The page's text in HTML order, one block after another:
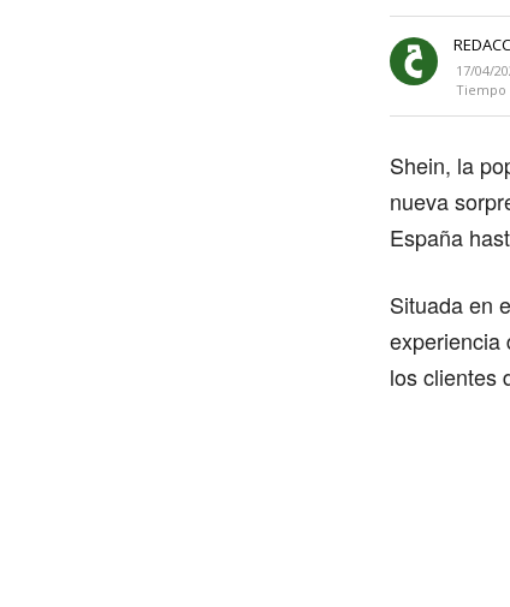
17/04/
Tiempo
Shein, la
nueva
España
Situada en
experiencia
los clientes